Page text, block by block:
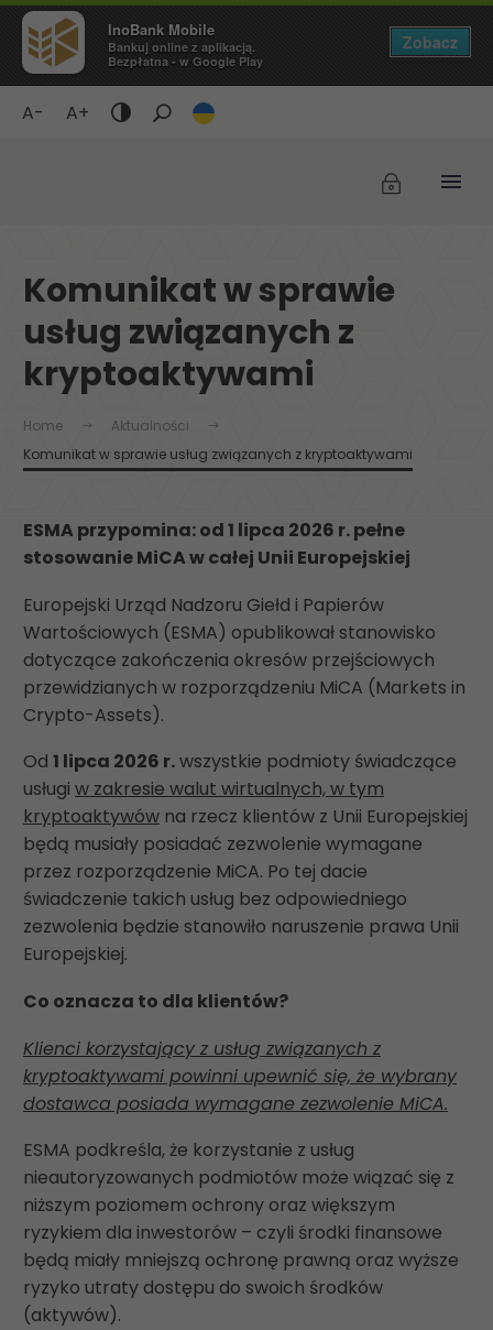
InoBank Mobile
Bankuj online z aplikacją.
Bezpłatna - w Google Play
Zobacz
A- A+
Tryb
i
żółty
tekst
Komunikat w sprawie
usług związanych z
kryptoaktywami
Home
Aktualności
Komunikat w sprawie usług związanych z kryptoaktywami
ESMA przypomina: od 1 lipca 2026 r. pełne
stosowanie MiCA w całej Unii Europejskiej
Europejski Urząd Nadzoru Giełd i Papierów
Wartościowych (ESMA) opublikował stanowisko
dotyczące zakończenia okresów przejściowych
przewidzianych w rozporządzeniu MiCA (Markets in
Crypto-Assets).
Od 1 lipca 2026 r.wszystkie podmioty świadczące
usługi w zakresie walut wirtualnych, w tym
kryptoaktywów na rzecz klientów z Unii Europejskiej
będą musiały posiadać zezwolenie wymagane
przez rozporządzenie MiCA. Po tej dacie
świadczenie takich usług bez odpowiedniego
zezwolenia będzie stanowiło naruszenie prawa Unii
Europejskiej.
Co oznacza to dla klientów?
Klienci korzystający z usług związanych z
kryptoaktywami powinni upewnić się, że wybrany
dostawca posiada wymagane zezwolenie MiCA.
ESMA podkreśla, że korzystanie z usług
nieautoryzowanych podmiotów może wiązać się z
niższym poziomem ochrony oraz większym
ryzykiem dla inwestorów – czyli środki finansowe
będą miały mniejszą ochronę prawną oraz wyższe
ryzyko utraty dostępu do swoich środków
(aktywów).